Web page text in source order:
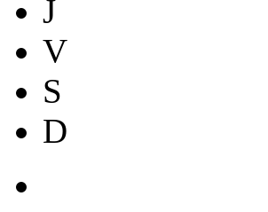
J
V
S
D